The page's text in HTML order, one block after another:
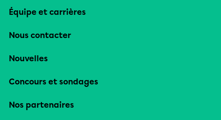
Équipe et carrières
Nous contacter
Nouvelles
Concours et sondages
Nos partenaires